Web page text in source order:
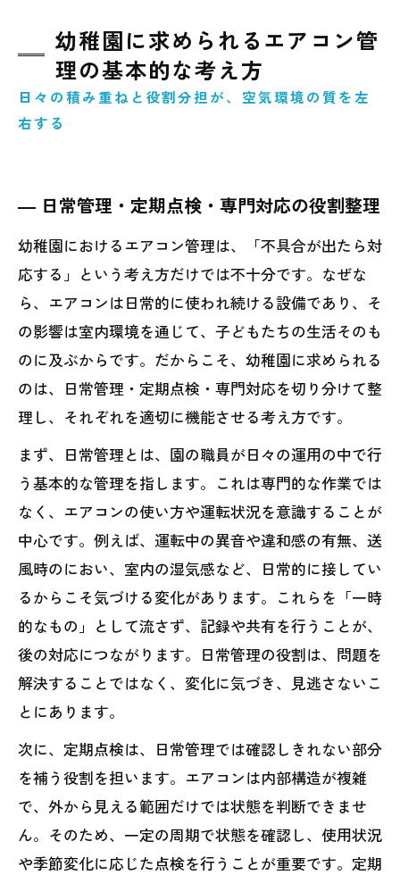
幼稚園に求められるエアコン管
理の基本的な考え方
日々の積み重ねと役割分担が、空気環境の質を左
右する
― 日常管理・定期点検・専門対応の役割整理
幼稚園におけるエアコン管理は、「不具合が出たら対
応する」という考え方だけでは不十分です。なぜな
ら、エアコンは日常的に使われ続ける設備であり、そ
の影響は室内環境を通じて、子どもたちの生活そのも
のに及ぶからです。だからこそ、幼稚園に求められる
のは、日常管理・定期点検・専門対応を切り分けて整
理し、それぞれを適切に機能させる考え方です。
まず、日常管理とは、園の職員が日々の運用の中で行
う基本的な管理を指します。これは専門的な作業では
なく、エアコンの使い方や運転状況を意識することが
中心です。例えば、運転中の異音や違和感の有無、送
風時のにおい、室内の湿気感など、日常的に接してい
るからこそ気づける変化があります。これらを「一時
的なもの」として流さず、記録や共有を行うことが、
後の対応につながります。日常管理の役割は、問題を
解決することではなく、変化に気づき、見逃さないこ
とにあります。
次に、定期点検は、日常管理では確認しきれない部分
を補う役割を担います。エアコンは内部構造が複雑
で、外から見える範囲だけでは状態を判断できませ
ん。そのため、一定の周期で状態を確認し、使用状況
や季節変化に応じた点検を行うことが重要です。定期